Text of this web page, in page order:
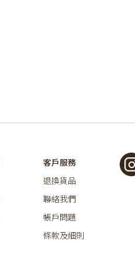
客戶服務
退換貨品
聯絡我們
帳戶問題
條款及細則